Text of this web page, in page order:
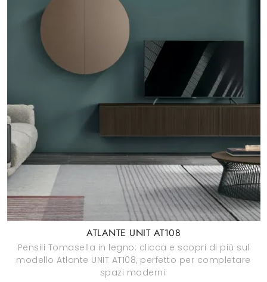
ATLANTE UNIT AT108
Pensili Tomasella in legno: clicca e scopri di più sul
modello Atlante UNIT AT108, perfetto per completare
spazi moderni.